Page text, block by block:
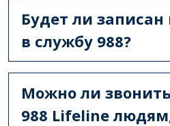
Будет ли
в службу 988?
Можно ли
988 Lifeline